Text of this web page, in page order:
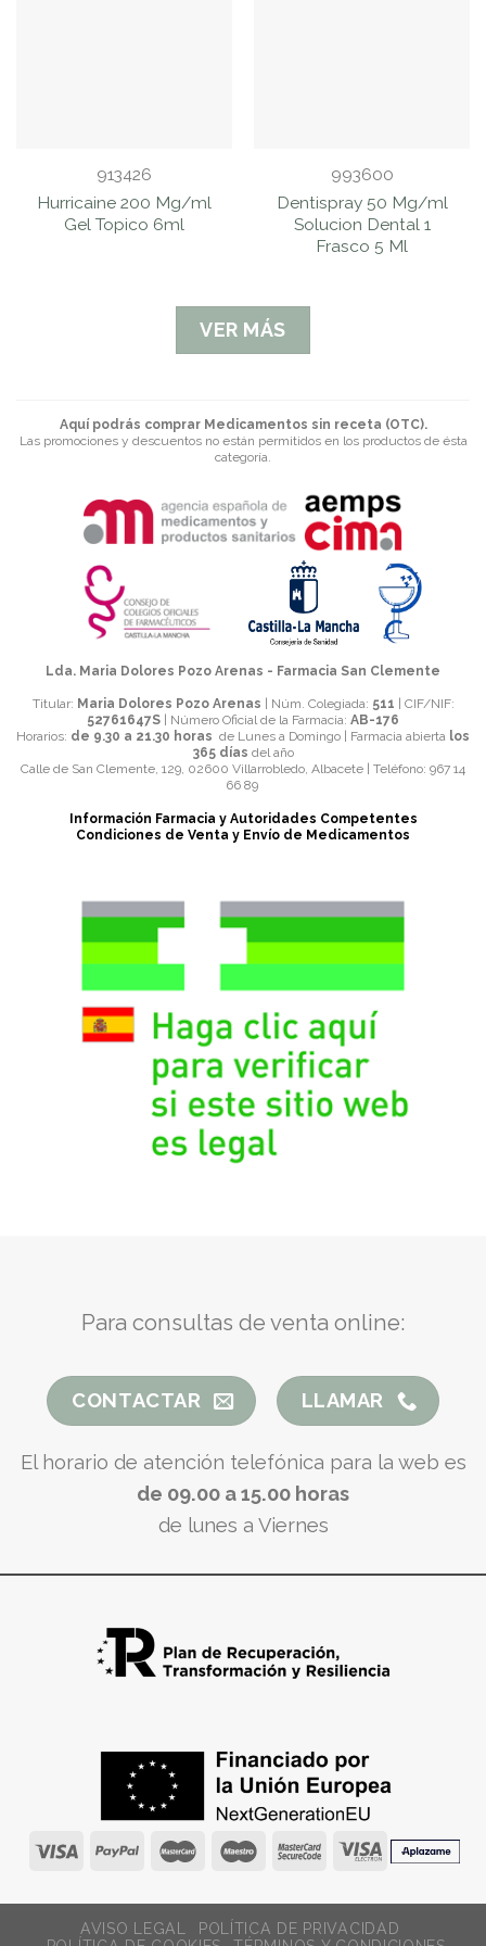
913426
Hurricaine 200 Mg/ml
Gel Topico 6ml
993600
Dentispray 50 Mg/ml
Solucion Dental 1
Frasco 5 Ml
VER MÁS
Aquí podrás comprar Medicamentos sin receta (OTC).
Las promociones y descuentos no están permitidos en los productos de ésta
categoría.
Lda. Maria Dolores Pozo Arenas - Farmacia San Clemente
Titular: Maria Dolores Pozo Arenas | Núm. Colegiada: 511 | CIF/NIF:
52761647S | Número Oficial de la Farmacia: AB-176
Horarios: de 9.30 a 21.30 horas de Lunes a Domingo | Farmacia abierta los
365 días del año
Calle de San Clemente, 129, 02600 Villarrobledo, Albacete | Teléfono: 967 14
66 89
Información Farmacia y Autoridades Competentes
Condiciones de Venta y Envío de Medicamentos
Para consultas de venta online:
CONTACTAR LLAMAR
El horario de atención telefónica para la web es
de 09.00 a 15.00 horas
de lunes a Viernes
AVISO LEGAL
POLÍTICA DE PRIVACIDAD